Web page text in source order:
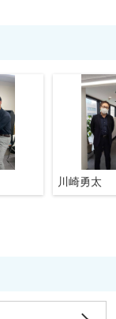
川崎勇太